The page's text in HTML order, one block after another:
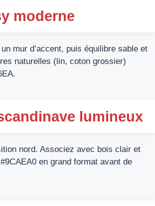
moderne
mur d’accent, puis équilibre sable et
naturelles (lin, coton grossier)
lumineux
nord. Associez avec bois clair et
en grand format avant de